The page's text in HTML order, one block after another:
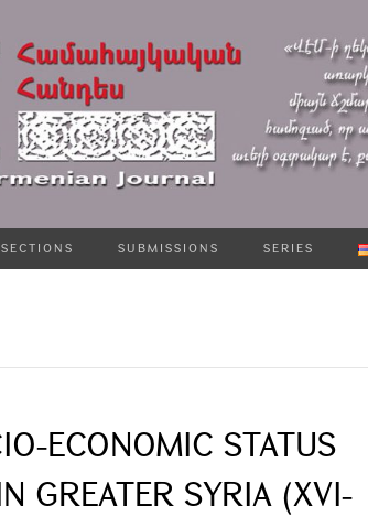
SECTIONS SUBMISSIONS SERIES
ECONOMIC STATUS
GREATER SYRIA (XVI-